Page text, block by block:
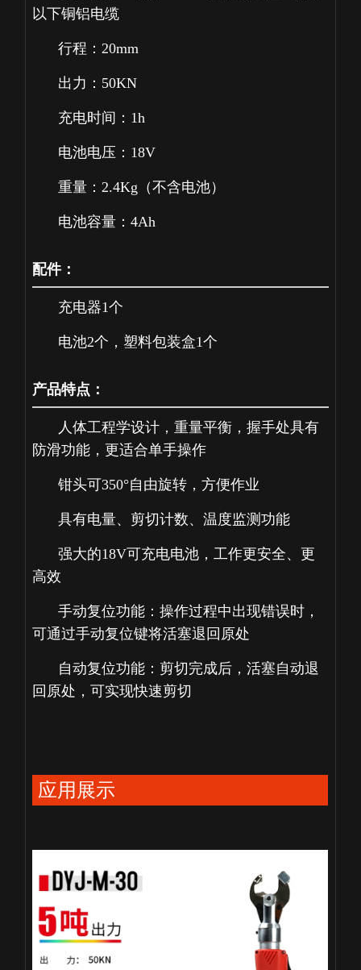
以下铜铝电缆
行程：20mm
出力：50KN
充电时间：1h
电池电压：18V
重量：2.4Kg（不含电池）
电池容量：4Ah
配件：
充电器1个
电池2个，塑料包装盒1个
产品特点：
人体工程学设计，重量平衡，握手处具有
防滑功能，更适合单手操作
钳头可350°自由旋转，方便作业
具有电量、剪切计数、温度监测功能
强大的18V可充电电池，工作更安全、更
高效
手动复位功能：操作过程中出现错误时，
可通过手动复位键将活塞退回原处
自动复位功能：剪切完成后，活塞自动退
回原处，可实现快速剪切
应用展示